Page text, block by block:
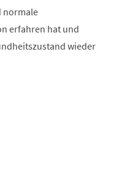
normale
erfahren hat und
wieder